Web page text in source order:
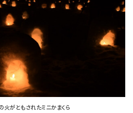
火がともされたミニかまくら